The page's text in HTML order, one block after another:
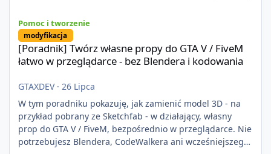
Pomoc i tworzenie
modyfikacja
[Poradnik] Twórz własne propy do GTA V / FiveM
łatwo w przeglądarce - bez Blendera i kodowania
GTAXDEV· 26 Lipca
W tym poradniku pokazuję, jak zamienić model 3D - na
przykład pobrany ze Sketchfab - w działający, własny
prop do GTA V / FiveM, bezpośrednio w przeglądarce. Nie
potrzebujesz Blendera, CodeWalkera ani wcześniejszego